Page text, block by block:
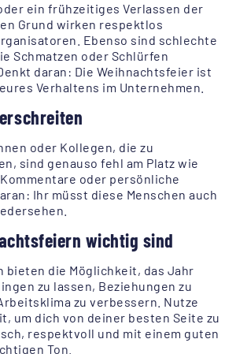
ein frühzeitiges Verlassen der
Grund wirken respektlos
Ebenso sind schlechte
Schmatzen oder Schlürfen
daran: Die Weihnachtsfeier ist
Verhaltens im Unternehmen.
oder Kollegen, die zu
sind genauso fehl am Platz wie
oder persönliche
Ihr müsst diese Menschen auch
wichtig sind
bieten die Möglichkeit, das Jahr
zu lassen, Beziehungen zu
zu verbessern. Nutze
um dich von deiner besten Seite zu
respektvoll und mit einem guten
Ton.